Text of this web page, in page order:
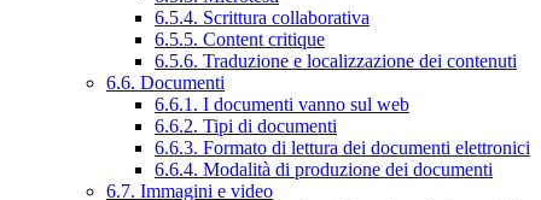
6.5.4. Scrittura collaborativa
6.5.5. Content critique
6.5.6. Traduzione e localizzazione dei contenuti
6.6. Documenti
6.6.1. I documenti vanno sul web
6.6.2. Tipi di documenti
6.6.3. Formato di lettura dei documenti elettronici
6.6.4. Modalità di produzione dei documenti
6.7. Immagini e video